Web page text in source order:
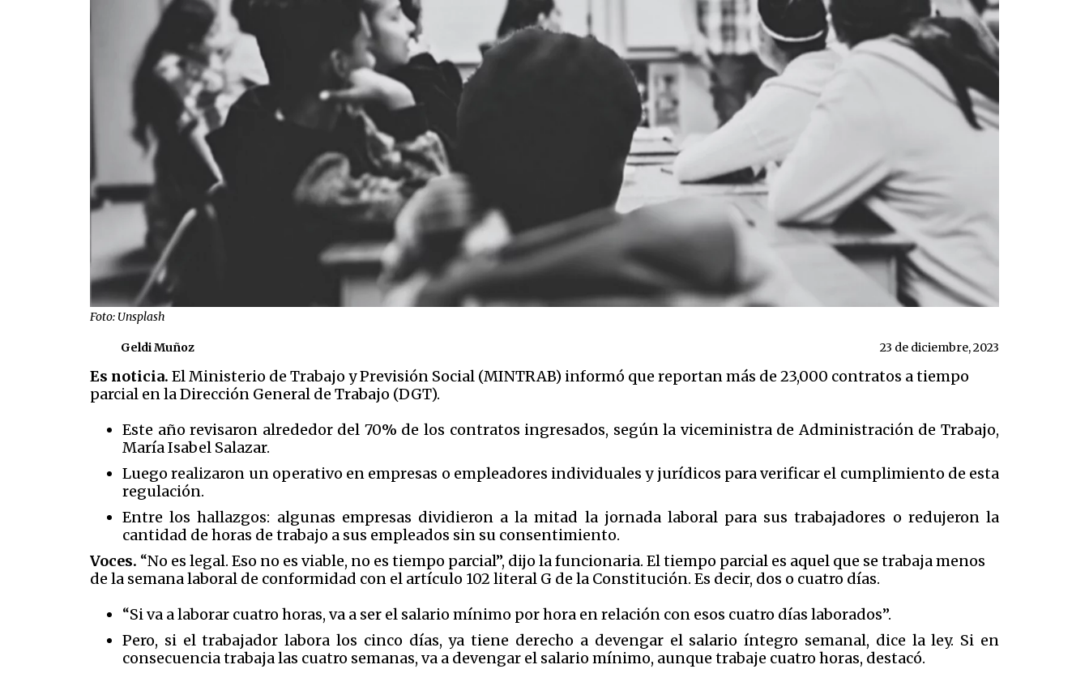
Foto: Unsplash
Geldi Muñoz 23 de diciembre, 2023
Es noticia. El Ministerio de Trabajo y Previsión Social (MINTRAB) informó que reportan más de 23,000 contratos a tiempo
parcial en la Dirección General de Trabajo (DGT).
Este año revisaron alrededor del 70% de los contratos ingresados, según la viceministra de Administración de Trabajo,
María Isabel Salazar.
Luego realizaron un operativo en empresas o empleadores individuales y jurídicos para verificar el cumplimiento de esta
regulación.
Entre los hallazgos: algunas empresas dividieron a la mitad la jornada laboral para sus trabajadores o redujeron la
cantidad de horas de trabajo a sus empleados sin su consentimiento.
Voces. “No es legal. Eso no es viable, no es tiempo parcial”, dijo la funcionaria. El tiempo parcial es aquel que se trabaja menos
de la semana laboral de conformidad con el artículo 102 literal G de la Constitución. Es decir, dos o cuatro días.
“Si va a laborar cuatro horas, va a ser el salario mínimo por hora en relación con esos cuatro días laborados”.
Pero, si el trabajador labora los cinco días, ya tiene derecho a devengar el salario íntegro semanal, dice la ley. Si en
consecuencia trabaja las cuatro semanas, va a devengar el salario mínimo, aunque trabaje cuatro horas, destacó.